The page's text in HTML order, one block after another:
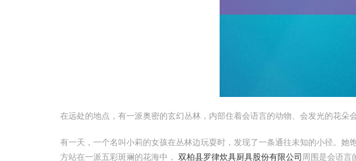
在远处的地点，有一派奥密的玄幻丛林，内部住着会语言的动物、会发光的花朵
有一天，一个名叫小莉的女孩在丛林边玩耍时，发现了一条通往未知的小径。她
方站在一派五彩斑斓的花海中， 双柏县罗律炊具厨具股份有限公司 周围是会语言